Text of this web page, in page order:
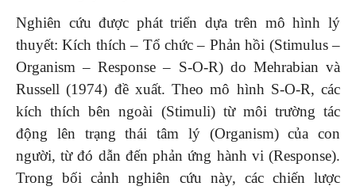
Nghiên cứu được phát triển dựa trên mô hình lý
thuyết: Kích thích – Tổ chức – Phản hồi (Stimulus –
Organism – Response – S-O-R) do Mehrabian và
Russell (1974) đề xuất. Theo mô hình S-O-R, các
kích thích bên ngoài (Stimuli) từ môi trường tác
động lên trạng thái tâm lý (Organism) của con
người, từ đó dẫn đến phản ứng hành vi (Response).
Trong bối cảnh nghiên cứu này, các chiến lược